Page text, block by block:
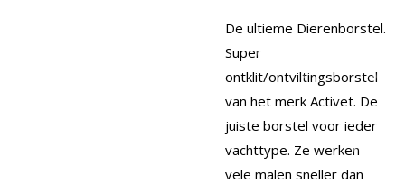
De ultieme Dierenborstel.
Super
ontklit/ontviltingsborstel
van het merk Activet. De
juiste borstel voor ieder
vachttype. Ze werken
vele malen sneller dan